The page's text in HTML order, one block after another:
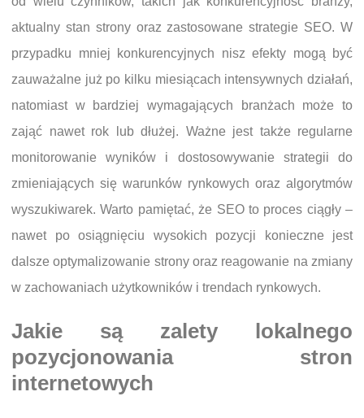
aktualny stan strony oraz zastosowane strategie SEO. W
przypadku mniej konkurencyjnych nisz efekty mogą być
zauważalne już po kilku miesiącach intensywnych działań,
natomiast w bardziej wymagających branżach może to
zająć nawet rok lub dłużej. Ważne jest także regularne
monitorowanie wyników i dostosowywanie strategii do
zmieniających się warunków rynkowych oraz algorytmów
wyszukiwarek. Warto pamiętać, że SEO to proces ciągły –
nawet po osiągnięciu wysokich pozycji konieczne jest
dalsze optymalizowanie strony oraz reagowanie na zmiany
w zachowaniach użytkowników i trendach rynkowych.
Jakie są zalety lokalnego
pozycjonowania stron
internetowych